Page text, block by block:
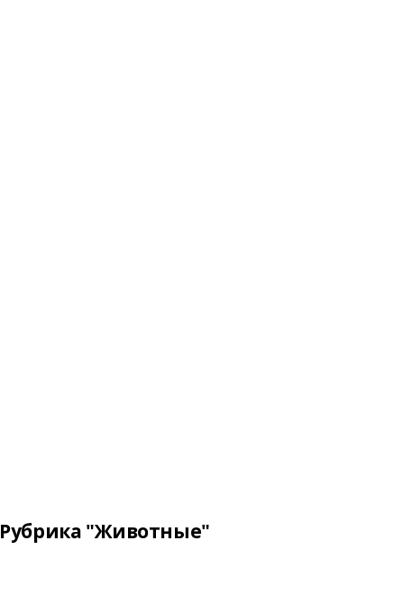
Рубрика "Животные"